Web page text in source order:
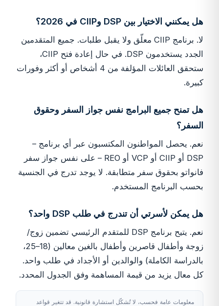
هل يمكنني الاختيار بين DSP وCIIP في 2026؟
لا. برنامج CIIP معلّق ولا يقبل طلبات. جميع المتقدمين
الجدد يستخدمون DSP. في حال إعادة فتح CIIP،
ستحقق العائلات المؤلفة من 4 أشخاص أو أكثر وفورات
كبيرة.
هل تمنح جميع البرامج نفس جواز السفر وحقوق
السفر؟
نعم. يحصل المواطنون المكتسبون عبر أي برنامج –
DSP أو CIIP أو VCP أو REO – على نفس جواز سفر
فانواتو بحقوق سفر متطابقة. لا يوجد تدرج في الجنسية
بحسب البرنامج المستخدم.
هل يمكن لأسرتي أن تندرج في طلب DSP واحد؟
نعم. يتيح برنامج DSP للمتقدم الرئيسي تضمين زوج/
زوجة وأطفال قاصرين وأطفال بالغين معالين (18–25،
بالدراسة الكاملة) والوالدين أو الأجداد في طلب واحد.
كل معال يزيد من قيمة المساهمة وفق الجدول المحدد.
معلومات عامة فحسب، لا تُشكّل استشارة قانونية. قد تتغير قواعد